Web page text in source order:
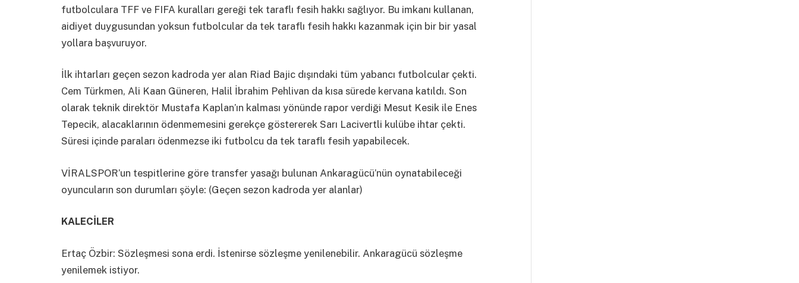
futbolculara TFF ve FIFA kuralları gereği tek taraflı fesih hakkı sağlıyor. Bu imkanı kullanan,
aidiyet duygusundan yoksun futbolcular da tek taraflı fesih hakkı kazanmak için bir bir yasal
yollara başvuruyor.
İlk ihtarları geçen sezon kadroda yer alan Riad Bajic dışındaki tüm yabancı futbolcular çekti.
Cem Türkmen, Ali Kaan Güneren, Halil İbrahim Pehlivan da kısa sürede kervana katıldı. Son
olarak teknik direktör Mustafa Kaplan’ın kalması yönünde rapor verdiği Mesut Kesik ile Enes
Tepecik, alacaklarının ödenmemesini gerekçe göstererek Sarı Lacivertli kulübe ihtar çekti.
Süresi içinde paraları ödenmezse iki futbolcu da tek taraflı fesih yapabilecek.
VİRALSPOR’un tespitlerine göre transfer yasağı bulunan Ankaragücü’nün oynatabileceği
oyuncuların son durumları şöyle: (Geçen sezon kadroda yer alanlar)
KALECİLER
Ertaç Özbir: Sözleşmesi sona erdi. İstenirse sözleşme yenilenebilir. Ankaragücü sözleşme
yenilemek istiyor.